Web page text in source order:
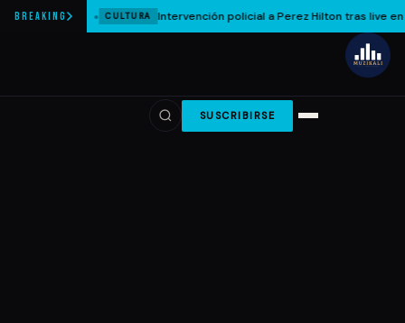
BREAKING CULTURA Intervención policial a Perez Hilton tras live en
SUSCRIBIRSE